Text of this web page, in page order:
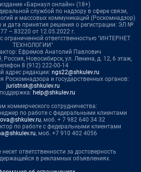
«Барнаул онлайн» (18+)
службой по надзору в сфере связи,
и массовых коммуникаций (Роскомнадзор)
и дата принятия решения о регистрации: ЭЛ №
– 83220 от 12.05.2022 г.
ограниченной ответственностью "ИНТЕРНЕТ
ТЕХНОЛОГИИ"
Ефремов Анатолий Павлович
Россия, Новосибирск, ул. Ленина, д. 12, 6 этаж,
8 (912) 222-00-14
адрес редакции: ngs22@shkulev.ru
Роскомнадзора и государственных органов:
juristnsk@shkulev.ru
help@shkulev.ru
коммерческого сотрудничества:
по работе с федеральными клиентами
, моб. + 7 982 640 34 32
по работе с федеральными клиентами
, моб. +7 910 402 4056
ответственности за достоверность
в рекламных объявлениях.